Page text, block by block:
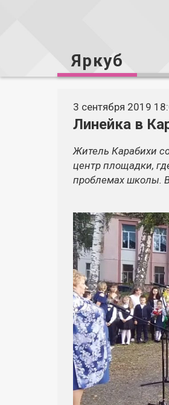
Яркуб
3 сентября 2019
Линейка в
Житель Карабихи
центр площадки,
проблемах школы.